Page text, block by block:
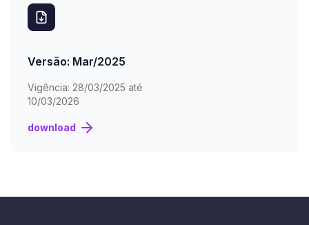
Versão: Mar/2025
Vigência: 28/03/2025 até
10/03/2026
download